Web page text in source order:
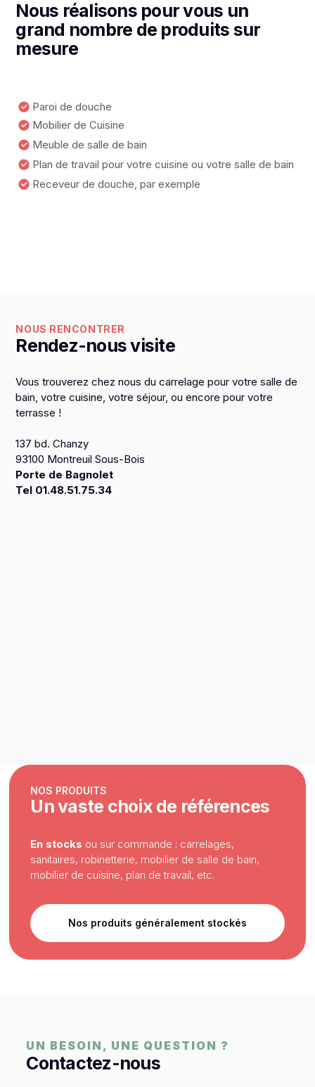
Nous réalisons pour vous un
grand nombre de produits sur
mesure
Paroi de douche
Mobilier de Cuisine
Meuble de salle de bain
Plan de travail pour votre cuisine ou votre salle de bain
Receveur de douche, par exemple
NOUS RENCONTRER
Rendez-nous visite
Vous trouverez chez nous du carrelage pour votre salle de
bain, votre cuisine, votre séjour, ou encore pour votre
terrasse !
137 bd. Chanzy
93100 Montreuil Sous-Bois
Porte de Bagnolet
Tel 01.48.51.75.34
NOS PRODUITS
Un vaste choix de références
En stocks ou sur commande : carrelages,
sanitaires, robinetterie, mobilier de salle de bain,
mobilier de cuisine, plan de travail, etc.
Nos produits généralement stockés
UN BESOIN, UNE QUESTION ?
Contactez-nous